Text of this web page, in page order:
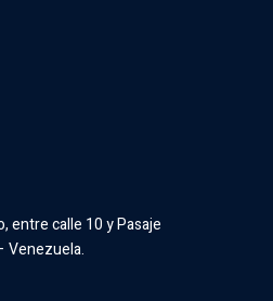
entre calle 10 y Pasaje
Venezuela.